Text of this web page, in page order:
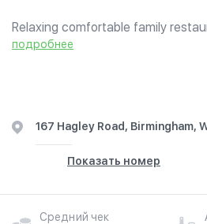
Relaxing comfortable family
Persia. Shiraz is a short bus ride or
подробнее
167 Hagley Road, Birmingham,
Показать номер
Средний чек